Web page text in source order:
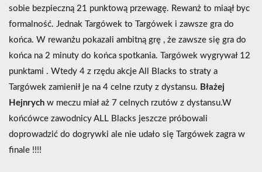
sobie bezpieczną 21 punktową przewagę. Rewanż to miaął byc
formalność. Jednak Targówek to Targówek i zawsze gra do
końca. W rewanżu pokazali ambitną grę , że zawsze się gra do
końca na 2 minuty do końca spotkania. Targówek wygrywał 12
punktami . Wtedy 4 z rzędu akcje All Blacks to straty a
Targówek zamienił je na 4 celne rzuty z dystansu. Błażej
Hejnrych w meczu miał aż 7 celnych rzutów z dystansu.W
końcówce zawodnicy ALL Blacks jeszcze próbowali
doprowadzić do dogrywki ale nie udało się Targówek zagra w
finale !!!!